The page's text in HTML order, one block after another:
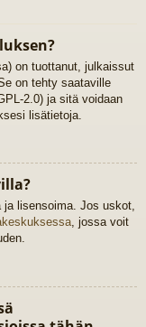
on tuottanut, julkaissut
Se on tehty saataville
2.0) ja sitä voidaan
lisätietoja.
ja lisensoima. Jos uskot,
, jossa voit